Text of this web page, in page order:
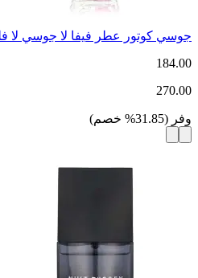
جوسي كوتور عطر فيفا لا جوسي لا
184.00
270.00
وفر (
31.85
% خصم)